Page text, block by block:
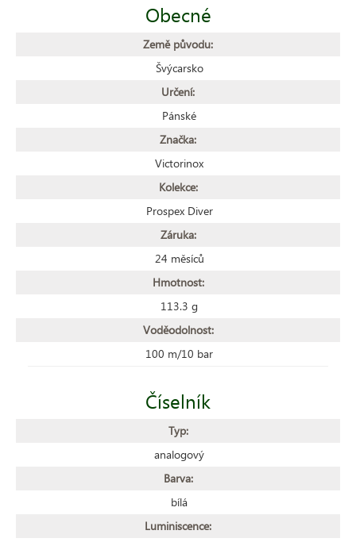
Obecné
Země původu:
Švýcarsko
Určení:
Pánské
Značka:
Victorinox
Kolekce:
Prospex Diver
Záruka:
24 měsíců
Hmotnost:
113.3 g
Voděodolnost:
100 m/10 bar
Číselník
Typ:
analogový
Barva:
bílá
Luminiscence: